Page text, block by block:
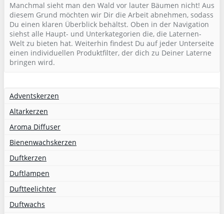
Manchmal sieht man den Wald vor lauter Bäumen nicht! Aus
diesem Grund möchten wir Dir die Arbeit abnehmen, sodass
Du einen klaren Überblick behältst. Oben in der Navigation
siehst alle Haupt- und Unterkategorien die, die Laternen-
Welt zu bieten hat. Weiterhin findest Du auf jeder Unterseite
einen individuellen Produktfilter, der dich zu Deiner Laterne
bringen wird.
Adventskerzen
Altarkerzen
Aroma Diffuser
Bienenwachskerzen
Duftkerzen
Duftlampen
Duftteelichter
Duftwachs